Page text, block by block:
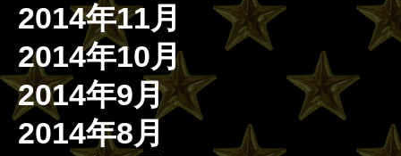
2014年11月
2014年10月
2014年9月
2014年8月